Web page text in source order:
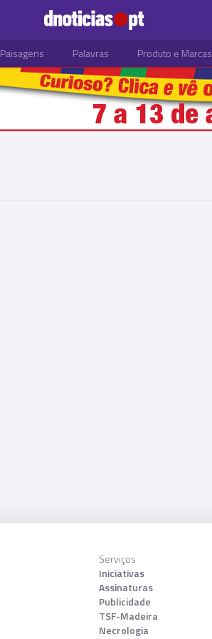
Paisagens Palavras Produto e Marcas
Serviços
Iniciativas
Assinaturas
Publicidade
TSF-Madeira
Necrologia